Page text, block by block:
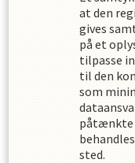
at den
gives
på et
tilpasse
til den
som
påtænkte
sted.